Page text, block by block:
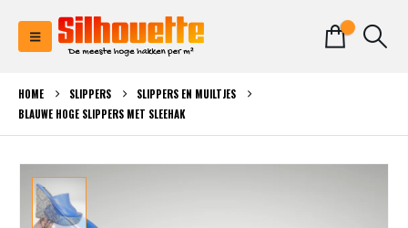
HOME SLIPPERS
SLIPPERS EN MUILTJES
BLAUWE HOGE SLIPPERS MET SLEEHAK